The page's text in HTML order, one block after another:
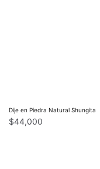
Dije en Piedra Natural Shungita
$44,000